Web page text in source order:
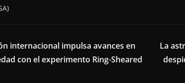
internacional impulsa avances en
con el experimento Ring-Sheared
La